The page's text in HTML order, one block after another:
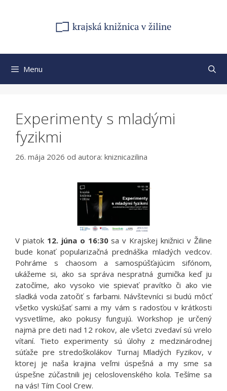
Menu
Experimenty s mladými
fyzikmi
26. mája 2026 od autora: kniznicazilina
V piatok 12. júna o 16:30sa v Krajskej knižnici v Žiline
bude konať popularizačná prednáška mladých vedcov.
Pohráme s chaosom a samospúšťajúcim sifónom,
ukážeme si, ako sa správa nespratná gumička keď ju
zatočíme, ako vysoko vie spievať pravítko či ako vie
sladká voda zatočiť s farbami. Návštevníci si budú môcť
všetko vyskúšať sami a my vám s radosťou v krátkosti
vysvetlíme, ako pokusy fungujú. Workshop je určený
najmä pre deti nad 12 rokov, ale všetci zvedaví sú vrelo
vítaní. Tieto experimenty sú úlohy z medzinárodnej
súťaže pre stredoškolákov Turnaj Mladých Fyzikov, v
ktorej je naša krajina veľmi úspešná a my sme sa
úspešne zúčastnili jej celoslovenského kola. Tešíme sa
na vás! Tím Cool Crew.